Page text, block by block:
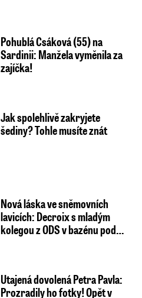
Pohublá Csáková (55) na
Sardinii: Manžela vyměnila za
zajíčka!
Jak spolehlivě zakryjete
šediny? Tohle musíte znát
Nová láska ve sněmovních
lavicích: Decroix s mladým
kolegou z ODS v bazénu pod…
Utajená dovolená Petra Pavla:
Prozradily ho fotky! Opět v